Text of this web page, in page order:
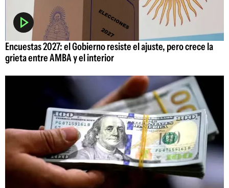
Encuestas 2027: el Gobierno resiste el ajuste, pero crece la
grieta entre AMBA y el interior